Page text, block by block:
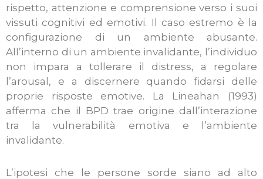
rispetto, attenzione e comprensione verso i suoi
vissuti cognitivi ed emotivi. Il caso estremo è la
configurazione di un ambiente abusante.
All’interno di un ambiente invalidante, l’individuo
non impara a tollerare il distress, a regolare
l’arousal, e a discernere quando fidarsi delle
proprie risposte emotive. La Lineahan (1993)
afferma che il BPD trae origine dall’interazione
tra la vulnerabilità emotiva e l’ambiente
invalidante.
L’ipotesi che le persone sorde siano ad alto